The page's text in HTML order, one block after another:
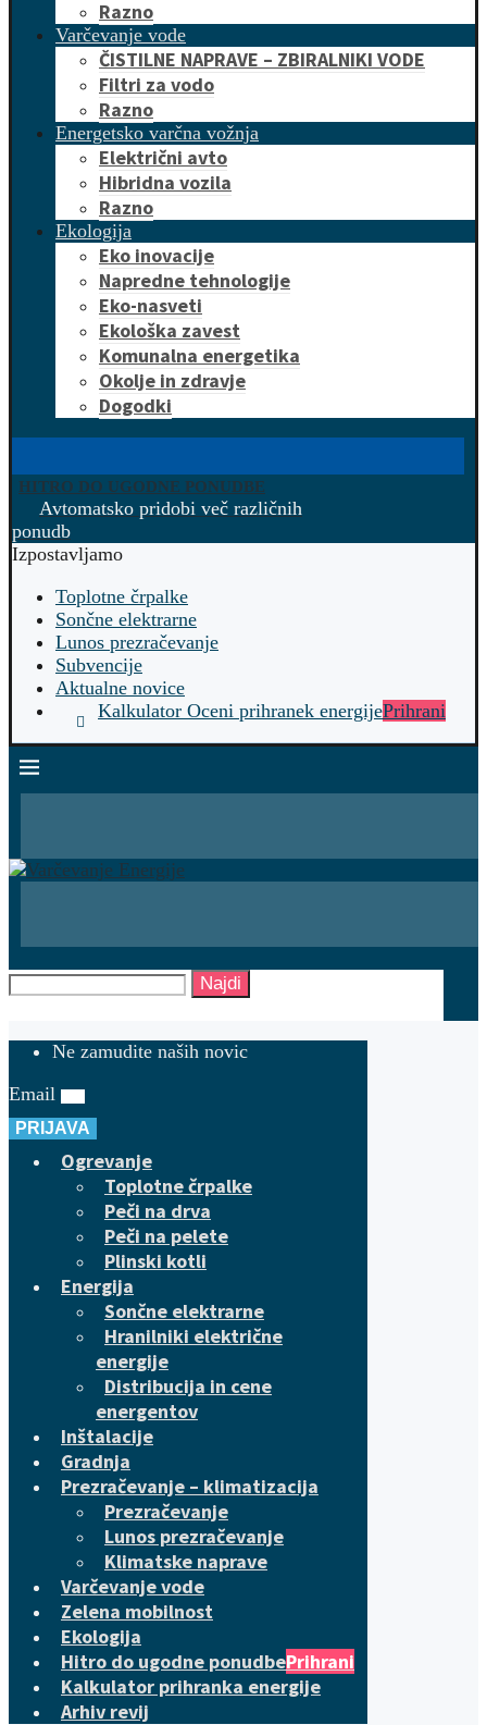
Razno
Varčevanje vode
ČISTILNE NAPRAVE – ZBIRALNIKI VODE
Filtri za vodo
Razno
Energetsko varčna vožnja
Električni avto
Hibridna vozila
Razno
Ekologija
Eko inovacije
Napredne tehnologije
Eko-nasveti
Ekološka zavest
Komunalna energetika
Okolje in zdravje
Dogodki
HITRO DO UGODNE PONUDBE
Avtomatsko pridobi več različnih
ponudb
Izpostavljamo
Toplotne črpalke
Sončne elektrarne
Lunos prezračevanje
Subvencije
Aktualne novice
Kalkulator Oceni prihranek energijePrihrani
Najdi
Ne zamudite naših novic
Email
PRIJAVA
Ogrevanje
Toplotne črpalke
Peči na drva
Peči na pelete
Plinski kotli
Energija
Sončne elektrarne
Hranilniki električne
energije
Distribucija in cene
energentov
Inštalacije
Gradnja
Prezračevanje – klimatizacija
Prezračevanje
Lunos prezračevanje
Klimatske naprave
Varčevanje vode
Zelena mobilnost
Ekologija
Hitro do ugodne ponudbePrihrani
Kalkulator prihranka energije
Arhiv revij